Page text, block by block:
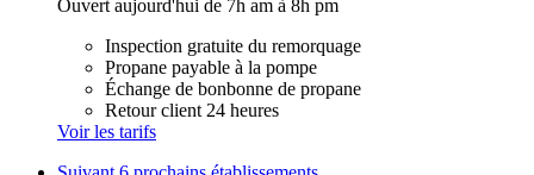
Ouvert aujourd'hui de 7h am à 8h pm
Inspection gratuite du remorquage
Propane payable à la pompe
Échange de bonbonne de propane
Retour client 24 heures
Voir les tarifs